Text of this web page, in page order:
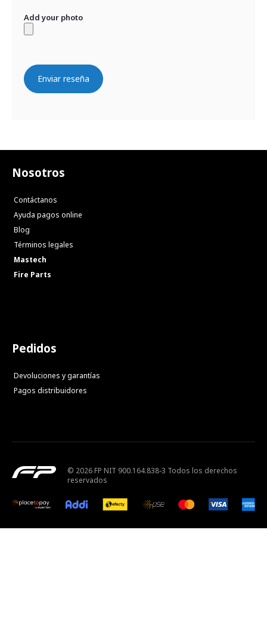
Add your photo
Enviar reseña
Nosotros
Contáctanos
Ayuda pagos online
Blog
Términos legales
Mastech
Fire Parts
Pedidos
Devoluciones y garantías
Pagos distribuidores
© 2026 FP NIT 900.164.838-3 Todos los derechos
reservados